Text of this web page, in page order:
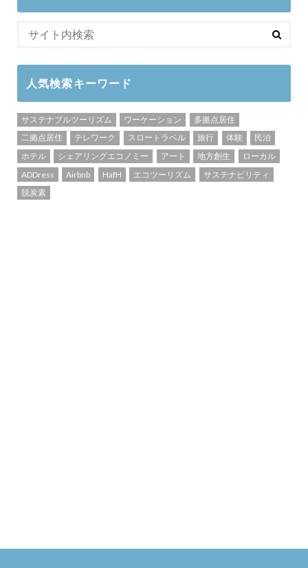
人気検索キーワード
サステナブルツーリズム ワーケーション
多拠点居住
二拠点居住
テレワーク スロートラベル 旅行 体験
民泊
ホテル
シェアリングエコノミー アート 地方創生
ローカル
ADDress
Airbnb HafH エコツーリズム
サステナビリティ
脱炭素